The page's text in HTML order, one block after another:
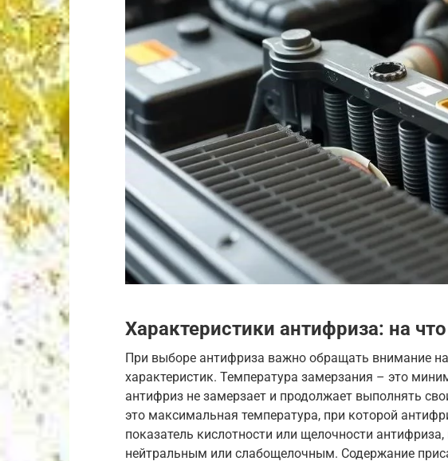
Характеристики антифриза: на
При выборе антифриза важно обращать внимание
характеристик. Температура замерзания – это
антифриз не замерзает и продолжает выполнять
это максимальная температура, при которой
показатель кислотности или щелочности
нейтральным или слабощелочным. Содержание